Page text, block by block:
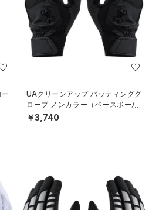
UAクリーンアップ バッティンググ
ローブ ノンカラー（ベースボール/
MEN）
￥3,740